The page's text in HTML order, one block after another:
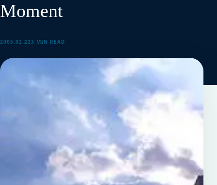
Moment
2005.02.223 MIN READ